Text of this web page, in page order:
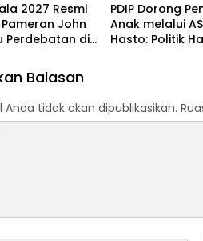
2027 Resmi
John
Perdebatan di
PDIP Dorong
Anak melalui
Hasto: Politik
Balasan
tidak akan dipublikasikan.